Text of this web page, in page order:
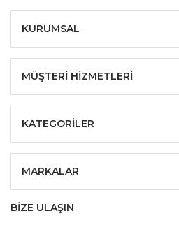
KURUMSAL
MÜŞTERİ HİZMETLERİ
KATEGORİLER
MARKALAR
BİZE ULAŞIN